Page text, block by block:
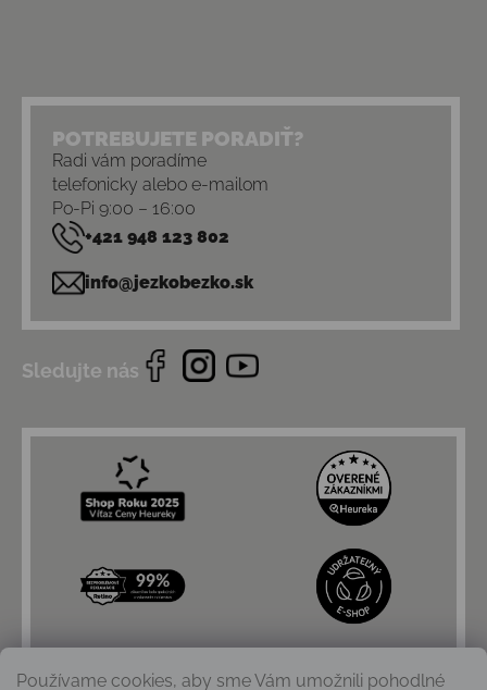
Používame cookies, aby sme Vám umožnili pohodlné
POTREBUJETE PORADIŤ?
Radi vám poradíme
telefonicky alebo e-mailom
Po-Pi 9:00 – 16:00
+421 948 123 802
info@jezkobezko.sk
Sledujte nás